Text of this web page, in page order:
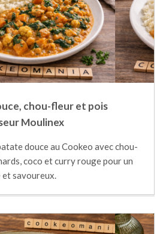
chou-fleur et pois
Moulinex
douce au Cookeo avec chou-
coco et curry rouge pour un
savoureux.